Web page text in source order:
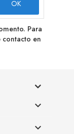
Para
en

